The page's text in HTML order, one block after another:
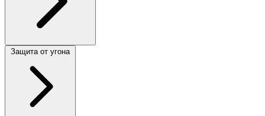
Защита от угона